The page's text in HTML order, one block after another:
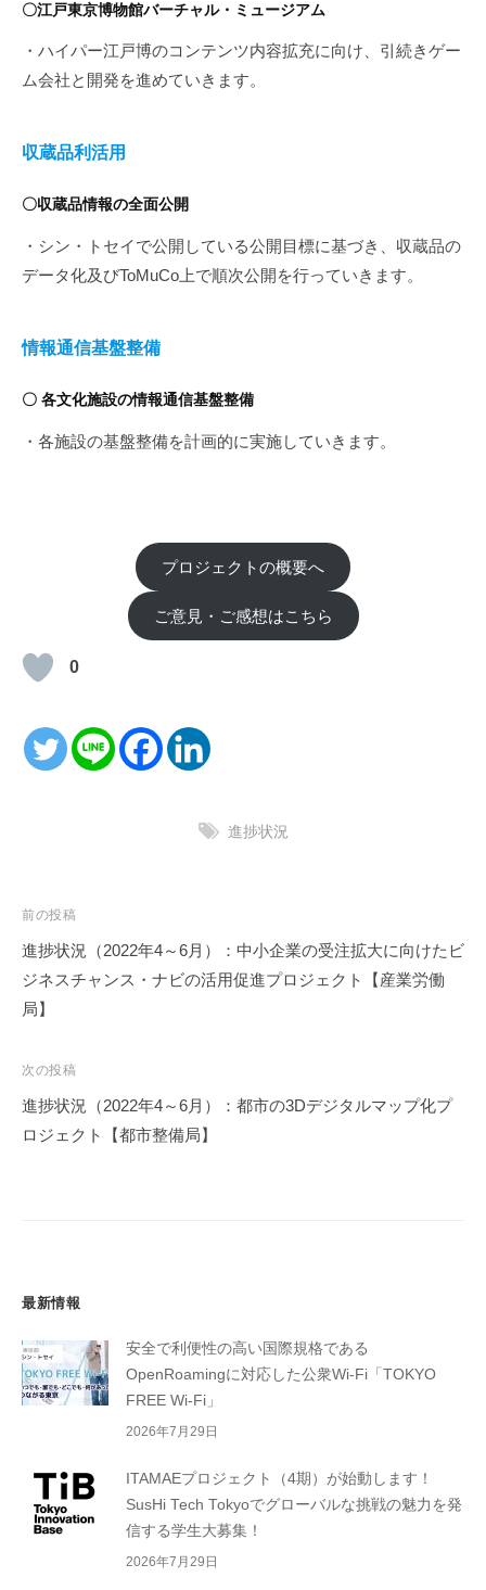
〇江戸東京博物館バーチャル・ミュージアム
・ハイパー江戸博のコンテンツ内容拡充に向け、引続きゲー
ム会社と開発を進めていきます。
収蔵品利活用
〇収蔵品情報の全面公開
・シン・トセイで公開している公開目標に基づき、収蔵品の
データ化及びToMuCo上で順次公開を行っていきます。
情報通信基盤整備
〇 各文化施設の情報通信基盤整備
・各施設の基盤整備を計画的に実施していきます。
プロジェクトの概要へ
ご意見・ご感想はこちら
0
進捗状況
投
稿
ナ
ビ
ー
シ
ョ
前の投稿
進捗状況（2022年4～6月）：中小企業の受注拡大に向けたビ
ジネスチャンス・ナビの活用促進プロジェクト【産業労働
局】
次の投稿
進捗状況（2022年4～6月）：都市の3Dデジタルマップ化プ
ロジェクト【都市整備局】
最新情報
安全で利便性の高い国際規格である
OpenRoamingに対応した公衆Wi-Fi「TOKYO
FREE Wi-Fi」
2026年7月29日
ITAMAEプロジェクト（4期）が始動します！
SusHi Tech Tokyoでグローバルな挑戦の魅力を発
信する学生大募集！
2026年7月29日